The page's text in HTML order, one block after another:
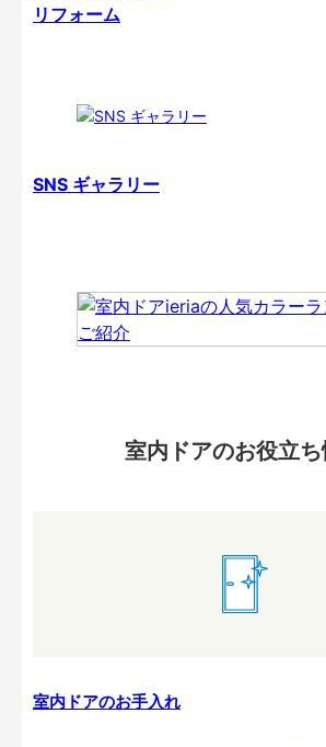
リフォーム
SNS ギャラリー
室内ドアのお役立ち
室内ドアのお手入れ